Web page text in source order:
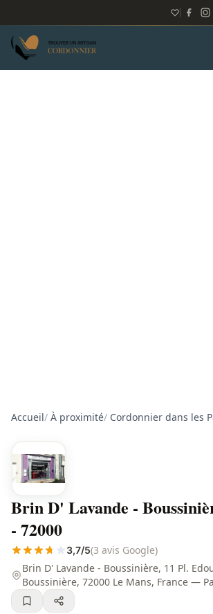
Accueil/ À proximité/ Cordonnier dans les
Brin D' Lavande -
- 72000
3,7/5(3 avis Google)
Brin D' Lavande - Boussinière, 11 Pl.
Boussinière, 72000 Le Mans, France —